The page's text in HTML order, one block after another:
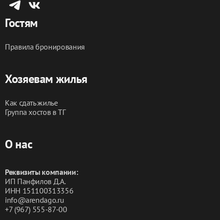
Гостям
Правила бронирования
Хозяевам жилья
Как сдать жилье
Группа хостов в ТГ
О нас
Реквизиты компании:
ИП Панфилов Д.А.
ИНН 151100313356
info@arendago.ru
+7 (967) 555-87-00